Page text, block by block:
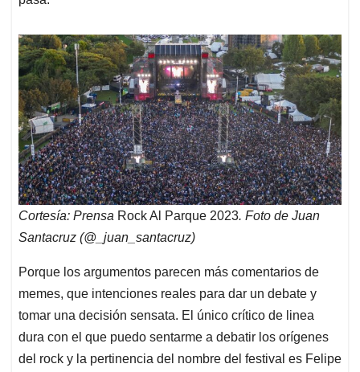
Cortesía: Prensa Rock Al Parque 2023. Foto de Juan
Santacruz (@_juan_santacruz)
Porque los argumentos parecen más comentarios de
memes, que intenciones reales para dar un debate y
tomar una decisión sensata. El único crítico de linea
dura con el que puedo sentarme a debatir los orígenes
del rock y la pertinencia del nombre del festival es Felipe